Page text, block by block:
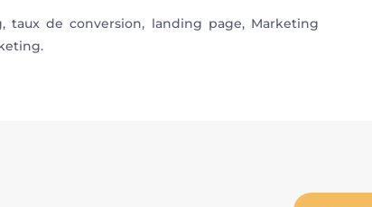
taux de conversion, landing page, Marketing